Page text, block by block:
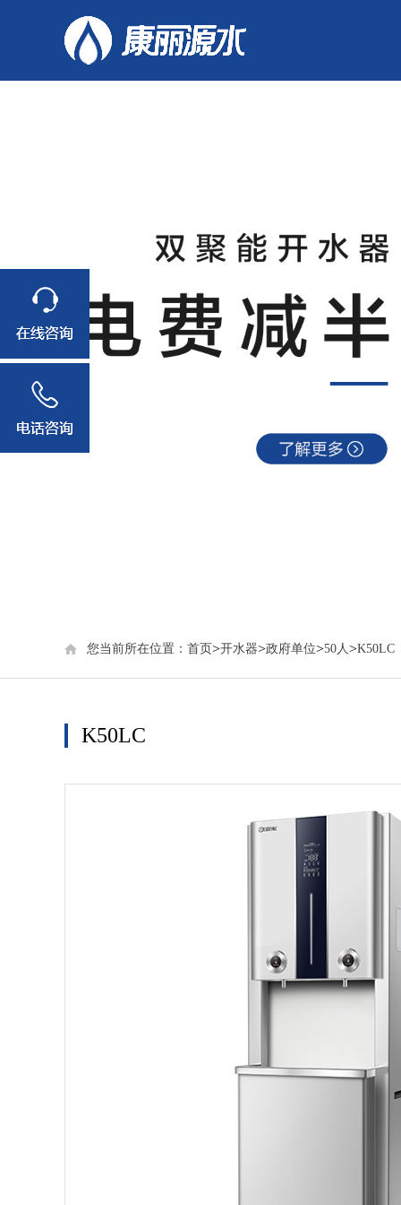
适用人数50人
适用人数30人
适用人数30人 适用人数50人
适用人数30人 适用人数50人
适用人数50人 适用人数50人
400-800-7052
您当前所在位置： 首页>开水器>政府单位>50人>K50LC
K50LC